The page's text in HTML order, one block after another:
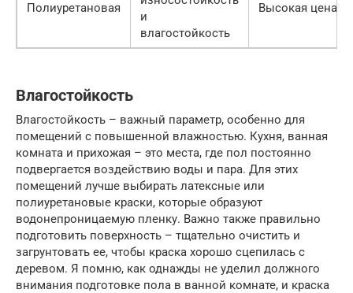
Полиуретановая
и
влагостойкость
Высокая цена
Влагостойкость
Влагостойкость – важный параметр, особенно для
помещений с повышенной влажностью. Кухня, ванная
комната и прихожая – это места, где пол постоянно
подвергается воздействию воды и пара. Для этих
помещений лучше выбирать латексные или
полиуретановые краски, которые образуют
водонепроницаемую пленку. Важно также правильно
подготовить поверхность – тщательно очистить и
загрунтовать ее, чтобы краска хорошо сцепилась с
деревом. Я помню, как однажды не уделил должного
внимания подготовке пола в ванной комнате, и краска